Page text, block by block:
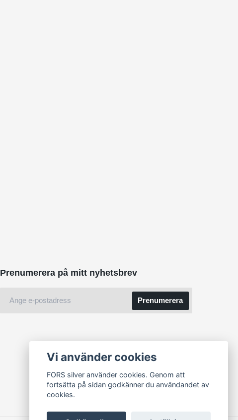
Prenumerera på mitt nyhetsbrev
Prenumerera
Vi använder cookies
FORS silver använder cookies. Genom att
fortsätta på sidan godkänner du användandet av
cookies.